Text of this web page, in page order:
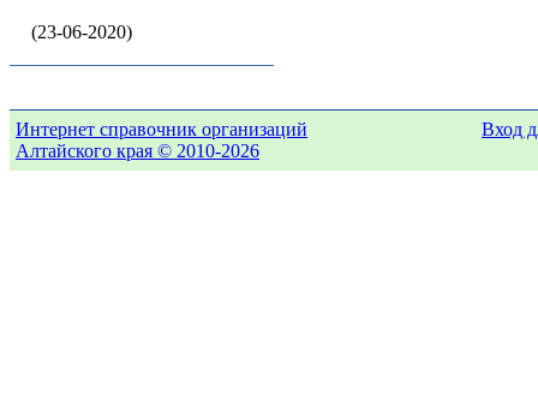
(23-06-2020)
Интернет справочник организаций
Алтайского края © 2010-2026
Вход